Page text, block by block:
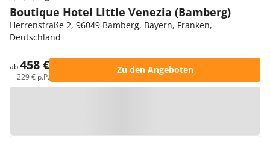
Boutique Hotel Little Venezia (Bamberg)
Herrenstraße 2, 96049 Bamberg, Bayern, Franken,
Deutschland
ab458 €
229 € p.P.
Zu den Angeboten